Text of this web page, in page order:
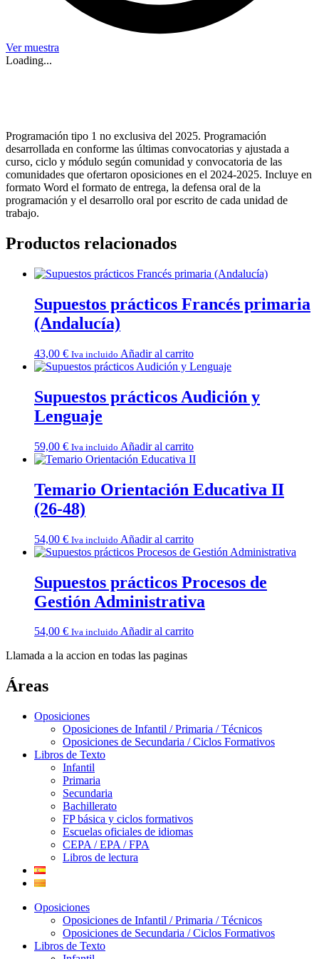
Ver muestra
Loading...
Programación tipo 1 no exclusiva del 2025. Programación
desarrollada en conforme las últimas convocatorias y ajustada a
curso, ciclo y módulo según comunidad y convocatoria de las
comunidades que ofertaron oposiciones en el 2024-2025. Incluye en
formato Word el formato de entrega, la defensa oral de la
programación y el desarrollo oral por escrito de cada unidad de
trabajo.
Productos relacionados
Supuestos prácticos Francés primaria
(Andalucía)
43,00 € Iva incluido Añadir al carrito
Supuestos prácticos Audición y
Lenguaje
59,00 € Iva incluido Añadir al carrito
Temario Orientación Educativa II
(26-48)
54,00 € Iva incluido Añadir al carrito
Supuestos prácticos Procesos de
Gestión Administrativa
54,00 € Iva incluido Añadir al carrito
Llamada a la accion en todas las paginas
Áreas
Oposiciones
Oposiciones de Infantil / Primaria / Técnicos
Oposiciones de Secundaria / Ciclos Formativos
Libros de Texto
Infantil
Primaria
Secundaria
Bachillerato
FP básica y ciclos formativos
Escuelas oficiales de idiomas
CEPA / EPA / FPA
Libros de lectura
Oposiciones
Oposiciones de Infantil / Primaria / Técnicos
Oposiciones de Secundaria / Ciclos Formativos
Libros de Texto